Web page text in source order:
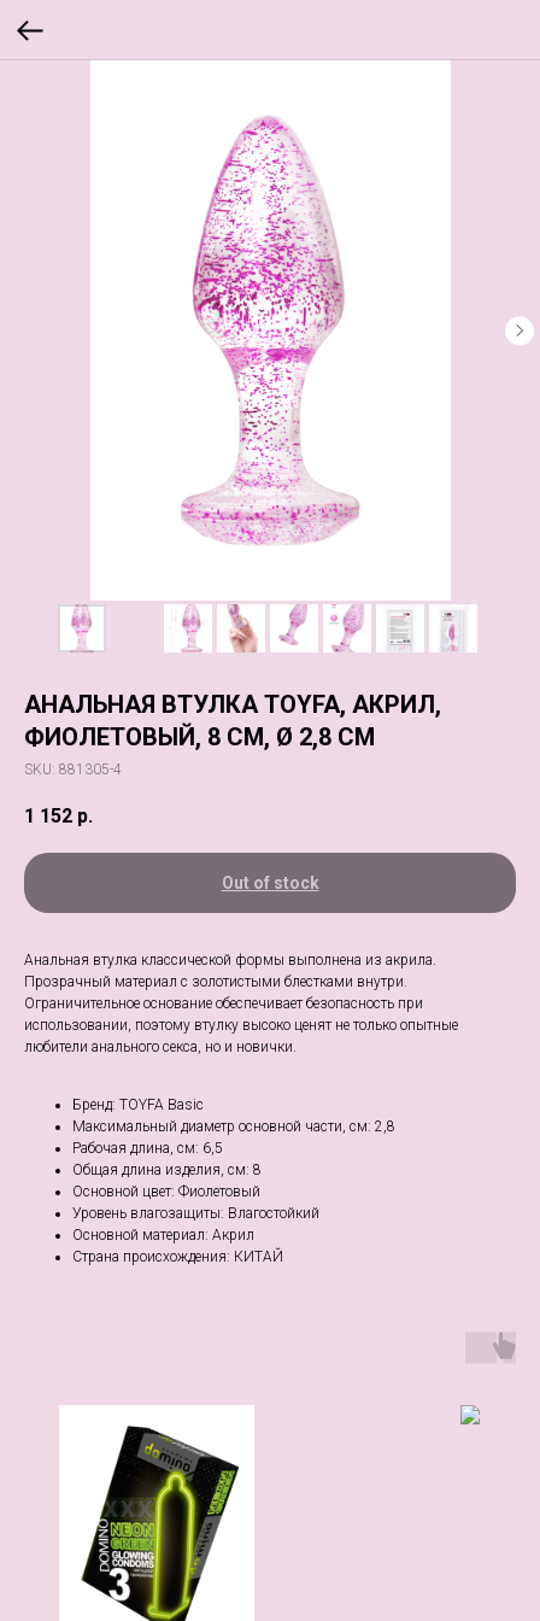
АНАЛЬНАЯ ВТУЛКА TOYFA, АКРИЛ,
ФИОЛЕТОВЫЙ, 8 СМ, Ø 2,8 СМ
SKU: 881305-4
1 152 р.
Out of stock
Анальная втулка классической формы выполнена из акрила.
Прозрачный материал с золотистыми блестками внутри.
Ограничительное основание обеспечивает безопасность при
использовании, поэтому втулку высоко ценят не только опытные
любители анального секса, но и новички.
Бренд: TOYFA Basic
Максимальный диаметр основной части, см: 2,8
Рабочая длина, см: 6,5
Общая длина изделия, см: 8
Основной цвет: Фиолетовый
Уровень влагозащиты: Влагостойкий
Основной материал: Акрил
Страна происхождения: КИТАЙ